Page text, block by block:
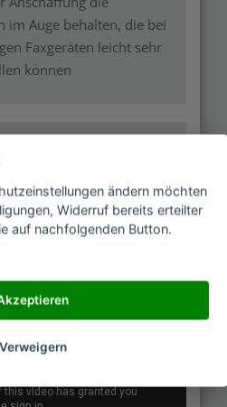
im Auge behalten, die bei
Faxgeräten leicht sehr
können
Privathaushalt Multitalent-
bietet sich für größere
Faxgerät und Drucker
ändern möchten
Widerruf bereits erteilter
auf nachfolgenden Button.
Verweigern